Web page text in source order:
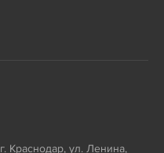
г. Краснодар, ул. Ленина,